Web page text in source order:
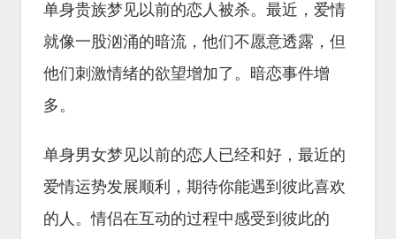
单身贵族梦见以前的恋人被杀。最近，爱情
就像一股汹涌的暗流，他们不愿意透露，但
他们刺激情绪的欲望增加了。暗恋事件增
多。
单身男女梦见以前的恋人已经和好，最近的
爱情运势发展顺利，期待你能遇到彼此喜欢
的人。情侣在互动的过程中感受到彼此的